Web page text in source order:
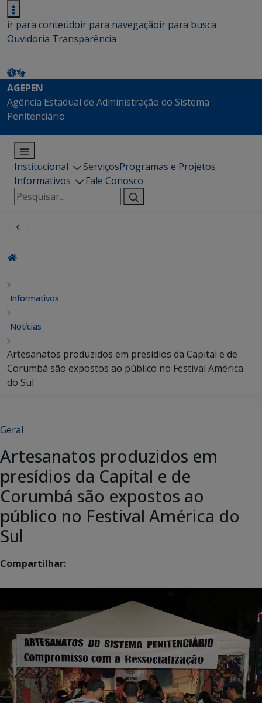
ir para conteúdoir para navegaçãoir para busca
Ouvidoria Transparência
AGEPEN
Agência Estadual de Administração do Sistema
Penitenciário
Institucional ServiçosProgramas e Projetos
Informativos
Fale Conosco
Pesquisar
por:
Informativos
Notícias
Artesanatos produzidos em presídios da Capital e de
Corumbá são expostos ao público no Festival América
do Sul
Geral
Artesanatos produzidos em
presídios da Capital e de
Corumbá são expostos ao
público no Festival América do
Sul
Compartilhar: